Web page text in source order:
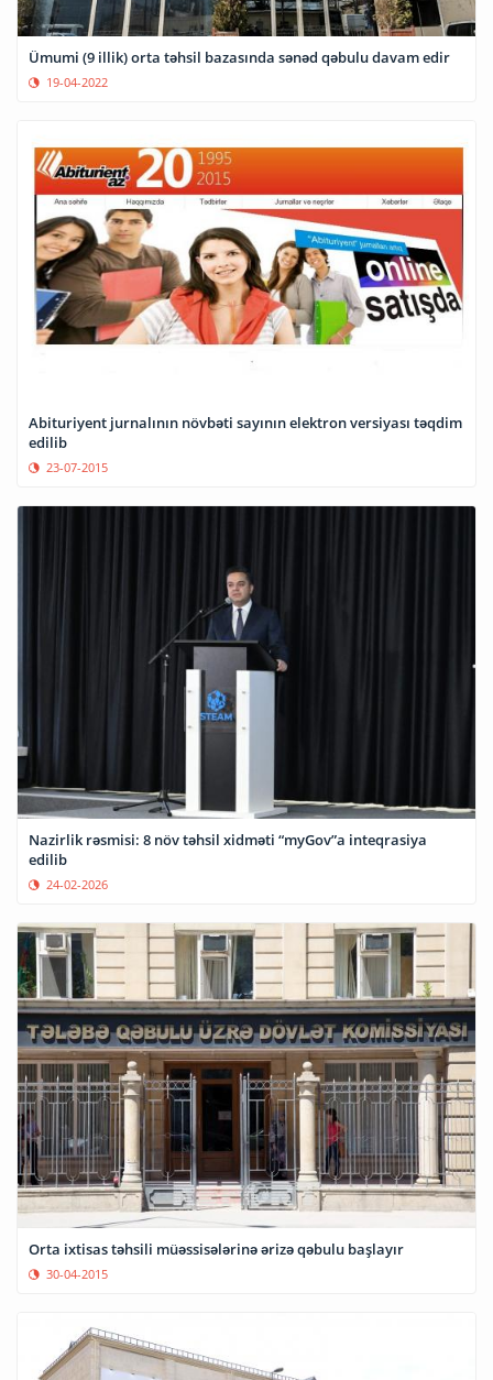
Ümumi (9 illik) orta təhsil bazasında sənəd qəbulu davam edir
19-04-2022
Abituriyent jurnalının növbəti sayının elektron versiyası təqdim
edilib
23-07-2015
Nazirlik rəsmisi: 8 növ təhsil xidməti “myGov”a inteqrasiya
edilib
24-02-2026
Orta ixtisas təhsili müəssisələrinə ərizə qəbulu başlayır
30-04-2015